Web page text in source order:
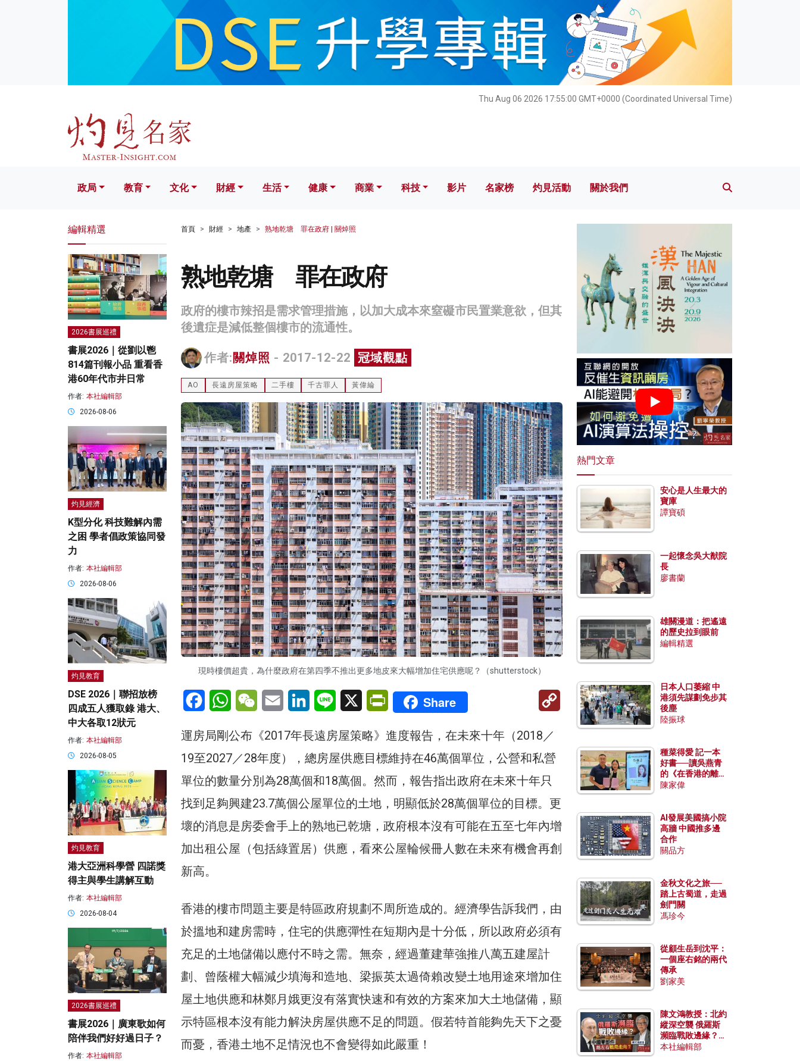
Thu Aug 06 2026 17:55:01 GMT+0000 (Coordinated Universal Time)
文化 財經 生活 健康 科技 影片 名家榜 灼見活動 關於我們
政局 教育 文化 財經 生活 健康 商業 科技 影片 名家榜 灼見活動 關於我們
首頁 財經 地產 熟地乾塘 罪在政府 | 關焯照
熟地乾塘 罪在政府
政府的樓市辣招是需求管理措施，以加大成本來窒礙市民置業意欲，但其
後遺症是減低整個樓市的流通性。
作者: 關焯照 - 2017-12-22 冠域觀點
AO 長遠房屋策略 二手樓 千古罪人 黃偉綸
現時樓價超貴，為什麼政府在第四季不推出更多地皮來大幅增加住宅供應呢？（shutterstock）
FacebookWhatsAppWeChatEmail LinkedInLine X PrintFriendly
Share
Copy
運房局剛公布《2017年長遠房屋策略》進度報告，在未來十年（2018／
19至2027／28年度），總房屋供應目標維持在46萬個單位，公營和私營
單位的數量分別為28萬個和18萬個。然而，報告指出政府在未來十年只
找到足夠興建23.7萬個公屋單位的土地，明顯低於28萬個單位的目標。更
壞的消息是房委會手上的熟地已乾塘，政府根本沒有可能在五至七年內增
加出租公屋（包括綠置居）供應，看來公屋輪候冊人數在未來有機會再創
新高。
香港的樓市問題主要是特區政府規劃不周所造成的。經濟學告訴我們，由
於搵地和建房需時，住宅的供應彈性在短期內是十分低，所以政府必須有
充足的土地儲備以應付不時之需。無奈，經過董建華強推八萬五建屋計
劃、曾蔭權大幅減少填海和造地、梁振英太過倚賴改變土地用途來增加住
屋土地供應和林鄭月娥更沒有落實快速和有效的方案來加大土地儲備，顯
示特區根本沒有能力解決房屋供應不足的問題。假若特首能夠先天下之憂
而憂，香港土地不足情況也不會變得如此嚴重！
編輯精選
2026書展巡禮
書展2026｜從劉以鬯
814篇刊報小品 重看香
港60年代市井日常
作者: 本社編輯部
2026-08-06
灼見經濟
K型分化 科技難解內需
之困 學者倡政策協同發
力
作者: 本社編輯部
2026-08-06
灼見教育
DSE 2026｜聯招放榜
四成五人獲取錄 港大、
中大各取12狀元
作者: 本社編輯部
2026-08-05
灼見教育
港大亞洲科學營 四諾獎
得主與學生講解互動
作者: 本社編輯部
2026-08-04
2026書展巡禮
書展2026｜廣東歌如何
陪伴我們好好過日子？
作者: 本社編輯部
熱門文章
安心是人生最大的
寶庫
譚寶碩
一起懷念吳大猷院
長
廖書蘭
雄關漫道：把遙遠
的歷史拉到眼前
編輯精選
日本人口萎縮 中
港須先謀劃免步其
後塵
陸振球
種菜得愛 記一本
好書──讀吳燕青
的《在香港的離島
種菜》
陳家偉
AI發展美國搞小院
高牆 中國推多邊
合作
關品方
金秋文化之旅──
踏上古蜀道，走過
劍門關
馮珍今
從顧生岳到沈平：
一個座右銘的兩代
傳承
劉家美
陳文鴻教授：北約
縱深空襲 俄羅斯
瀕臨戰敗邊緣？中
國零部件能左右戰
本社編輯部